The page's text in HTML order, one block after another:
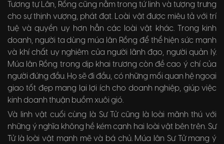
Tương tự Lân, Rồng cũng nằm trong tứ linh và tượng trưng
cho sự thịnh vượng, phát đạt. Loài vật được miêu tả với trí
tuệ và quyền uy hơn hẳn các loài vật khác. Trong kinh
doanh, người ta dùng múa lân Rồng để thể hiện sức mạnh
và khí chất uy nghiêm của người lãnh đạo, người quản lý.
Múa lân Rồng trong dịp khai trương còn đề cao ý chí của
người đứng đầu. Họ sẽ đi đầu, có những mối quan hệ ngoại
giao tốt đẹp mang lại lợi ích cho doanh nghiệp, giúp việc
kinh doanh thuận buồm xuôi gió.
Và linh vật cuối cùng là Sư Tử cũng là loài mãnh thú với
những ý nghĩa không hề kém cạnh hai loài vật bên trên. Sư
Tử là loài vật mạnh mẽ và bá chủ. Múa lân Sư Tử mang ý